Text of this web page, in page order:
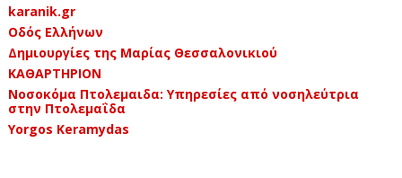
karanik.gr
Οδός Ελλήνων
Δημιουργίες της Μαρίας Θεσσαλονικιού
ΚΑΘΑΡΤΗΡΙΟΝ
Νοσοκόμα Πτολεμαιδα: Υπηρεσίες από νοσηλεύτρια
στην Πτολεμαΐδα
Yorgos Keramydas